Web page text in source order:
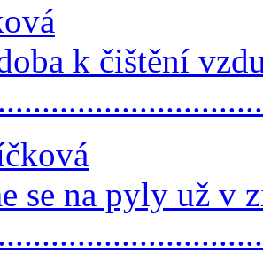
k čištění
se na pyly už v